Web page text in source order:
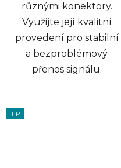
různými konektory.
Využijte její kvalitní
provedení pro stabilní
a bezproblémový
přenos signálu.
TIP